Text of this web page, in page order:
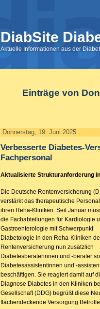
DiabSite
Aktuelle Informationen aus der
Einträge von
Donnerstag, 19. Juni 2025
Verbesserte Diabetes-
Fachpersonal
Aktualisierte Strukturanforderung
Die Deutsche Rentenversicherung
verstärkt das therapeutische
ihren Reha-Kliniken: Seit Januar
die Fachabteilungen für Kardiologie
Gastroenterologie mit Schwerpunkt
Diabetologie in den Reha-Kliniken
Rentenversicherung nun zusätzlich
Diabetesberaterinnen und -berater
Diabetesassistentinnen und -
beschäftigen. Sie reagiert damit auf
Diagnose Diabetes in den Kliniken
Gesellschaft (DDG) begrüßt diese
flächendeckende Versorgung